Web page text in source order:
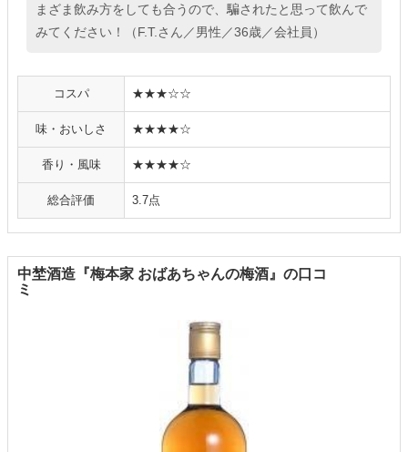
まざま飲み方をしても合うので、騙されたと思って飲んで
みてください！（F.T.さん／男性／36歳／会社員）
コスパ ★★★☆☆
味・おいしさ ★★★★☆
香り・風味 ★★★★☆
総合評価 3.7点
中埜酒造『梅本家 おばあちゃんの梅酒』の口コ
ミ